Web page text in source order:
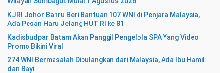
KJRI Johor Bahru Beri Bantuan 107 WNI di Penjara Malaysia,
Ada Pesan Haru Jelang HUT RI ke 81
Kadisbudpar Batam Akan Panggil Pengelola SPA Yang Video
Promo Bikini Viral
274 WNI Bermasalah Dipulangkan dari Malaysia, Ada Ibu Hamil
dan Bayi